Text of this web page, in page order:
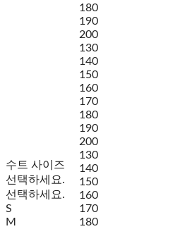
수트 사이즈
선택하세요.
선택하세요.
S
M
180
190
200
130
140
150
160
170
180
190
200
130
140
150
160
170
180